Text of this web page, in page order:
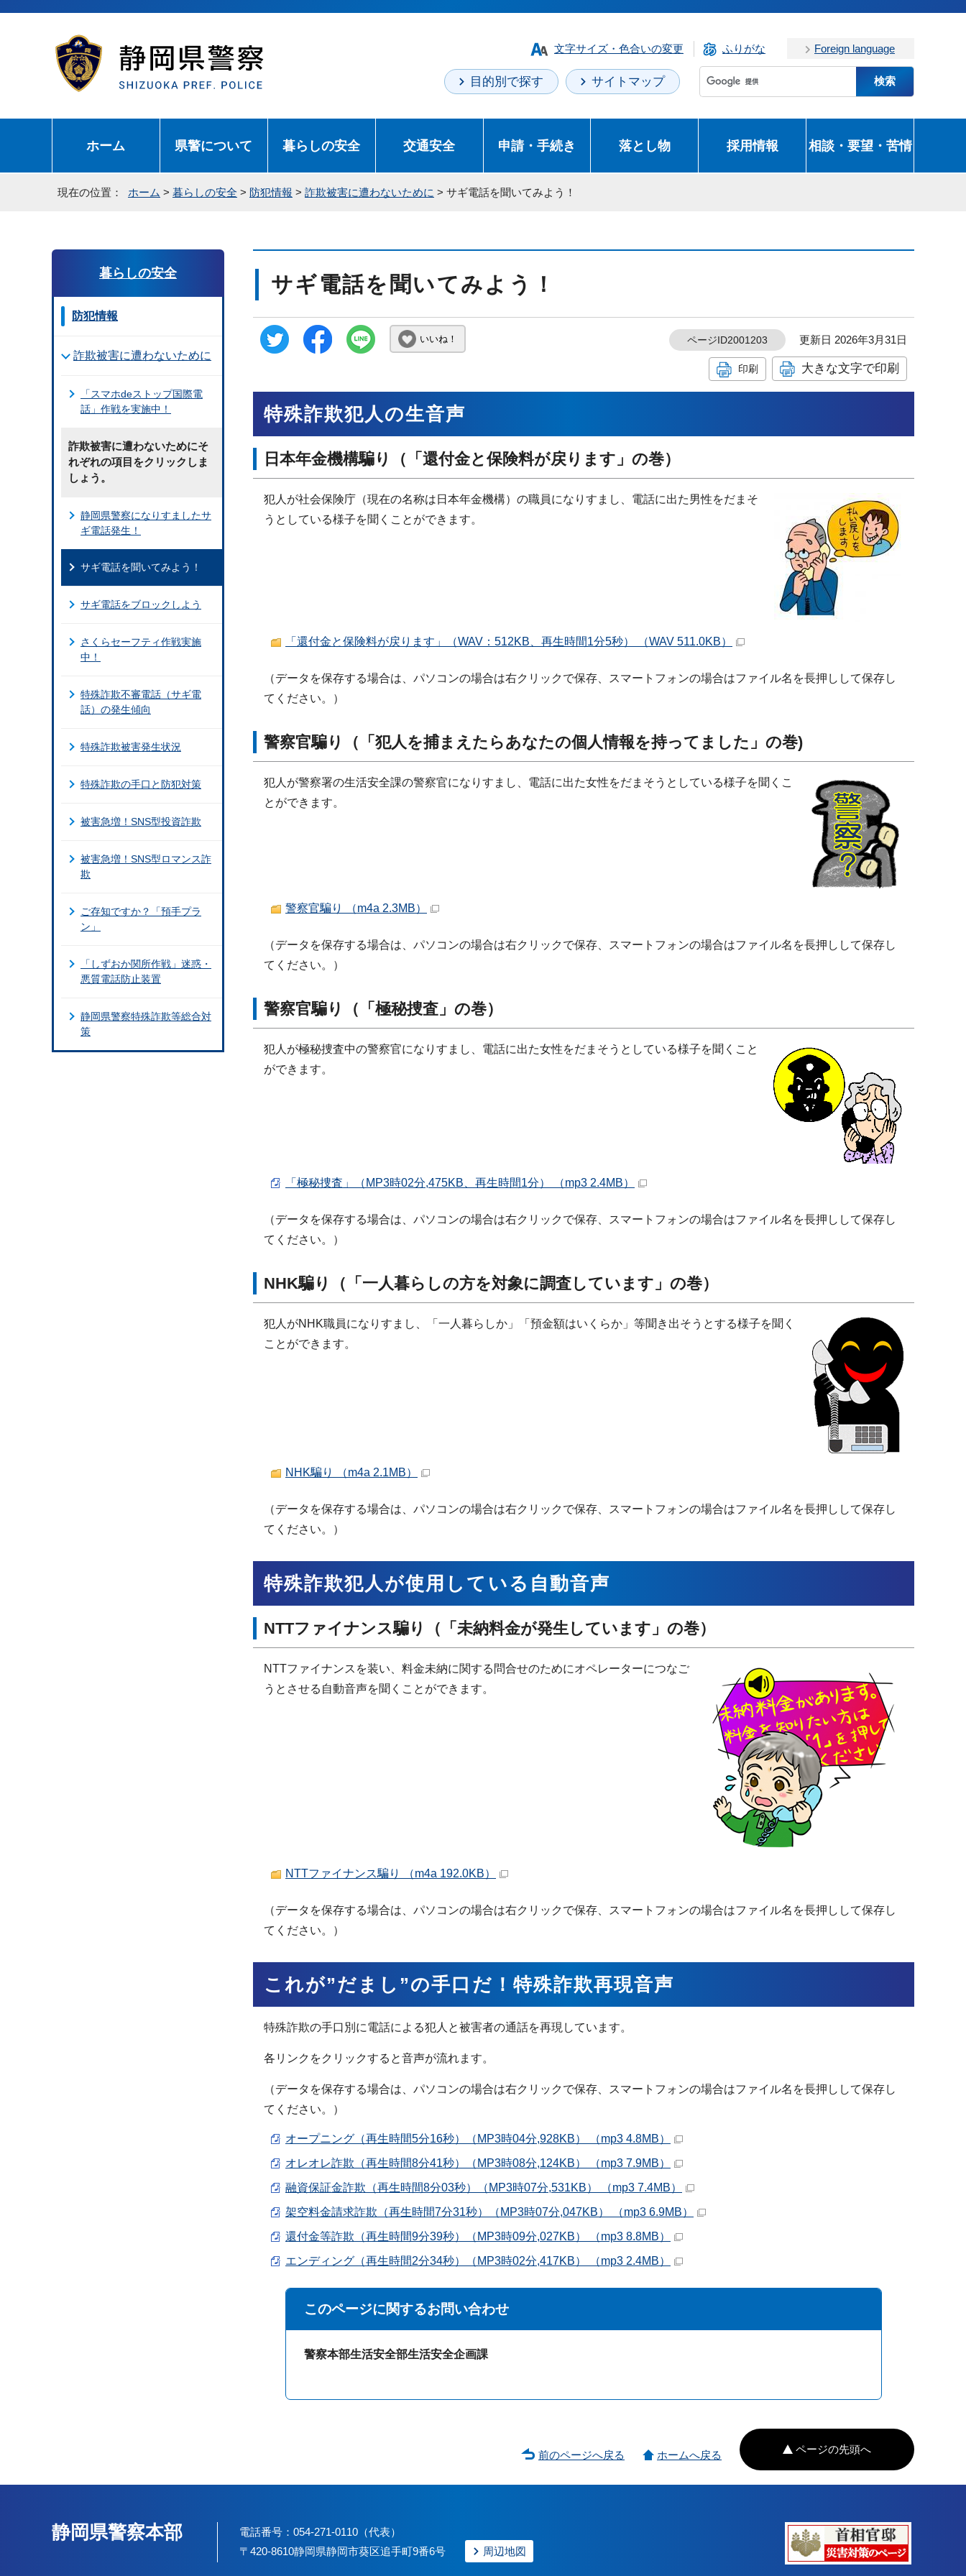
文字サイズ・色合いの変更 ふりがな Foreign language
目的別で探す サイトマップ
ホーム 県警について 暮らしの安全 交通安全 申請・手続き 落とし物 採用情報 相談・要望・苦情
現在の位置： ホーム > 暮らしの安全 > 防犯情報 > 詐欺被害に遭わないために > サギ電話を聞いてみよう！
サギ電話を聞いてみよう！
いいね！ ページID2001203 更新日 2026年3月31日
印刷 大きな文字で印刷
特殊詐欺犯人の生音声
日本年金機構騙り（「還付金と保険料が戻ります」の巻）
犯人が社会保険庁（現在の名称は日本年金機構）の職員になりすまし、電話に出た男性をだまそ
うとしている様子を聞くことができます。
「還付金と保険料が戻ります」（WAV：512KB、再生時間1分5秒） （WAV 511.0KB）
（データを保存する場合は、パソコンの場合は右クリックで保存、スマートフォンの場合はファイル名を長押しして保存し
てください。）
警察官騙り（「犯人を捕まえたらあなたの個人情報を持ってました」の巻)
犯人が警察署の生活安全課の警察官になりすまし、電話に出た女性をだまそうとしている様子を聞くこ
とができます。
警察官騙り （m4a 2.3MB）
（データを保存する場合は、パソコンの場合は右クリックで保存、スマートフォンの場合はファイル名を長押しして保存し
てください。）
警察官騙り（「極秘捜査」の巻）
犯人が極秘捜査中の警察官になりすまし、電話に出た女性をだまそうとしている様子を聞くこと
ができます。
「極秘捜査」（MP3時02分,475KB、再生時間1分） （mp3 2.4MB）
（データを保存する場合は、パソコンの場合は右クリックで保存、スマートフォンの場合はファイル名を長押しして保存し
てください。）
NHK騙り（「一人暮らしの方を対象に調査しています」の巻）
犯人がNHK職員になりすまし、「一人暮らしか」「預金額はいくらか」等聞き出そうとする様子を聞く
ことができます。
NHK騙り （m4a 2.1MB）
（データを保存する場合は、パソコンの場合は右クリックで保存、スマートフォンの場合はファイル名を長押しして保存し
てください。）
特殊詐欺犯人が使用している自動音声
NTTファイナンス騙り（「未納料金が発生しています」の巻）
NTTファイナンスを装い、料金未納に関する問合せのためにオペレーターにつなご
うとさせる自動音声を聞くことができます。
NTTファイナンス騙り （m4a 192.0KB）
（データを保存する場合は、パソコンの場合は右クリックで保存、スマートフォンの場合はファイル名を長押しして保存し
てください。）
これが”だまし”の手口だ！特殊詐欺再現音声
特殊詐欺の手口別に電話による犯人と被害者の通話を再現しています。
各リンクをクリックすると音声が流れます。
（データを保存する場合は、パソコンの場合は右クリックで保存、スマートフォンの場合はファイル名を長押しして保存し
てください。）
オープニング（再生時間5分16秒）（MP3時04分,928KB） （mp3 4.8MB）
オレオレ詐欺（再生時間8分41秒）（MP3時08分,124KB） （mp3 7.9MB）
融資保証金詐欺（再生時間8分03秒）（MP3時07分,531KB） （mp3 7.4MB）
架空料金請求詐欺（再生時間7分31秒）（MP3時07分,047KB） （mp3 6.9MB）
還付金等詐欺（再生時間9分39秒）（MP3時09分,027KB） （mp3 8.8MB）
エンディング（再生時間2分34秒）（MP3時02分,417KB） （mp3 2.4MB）
このページに関するお問い合わせ
警察本部生活安全部生活安全企画課
暮らしの安全
防犯情報
詐欺被害に遭わないために
「スマホdeストップ国際電
話」作戦を実施中！
詐欺被害に遭わないためにそ
れぞれの項目をクリックしま
しょう。
静岡県警察になりすましたサ
ギ電話発生！
サギ電話を聞いてみよう！
サギ電話をブロックしよう
さくらセーフティ作戦実施
中！
特殊詐欺不審電話（サギ電
話）の発生傾向
特殊詐欺被害発生状況
特殊詐欺の手口と防犯対策
被害急増！SNS型投資詐欺
被害急増！SNS型ロマンス詐
欺
ご存知ですか？「預手プラ
ン」
「しずおか関所作戦」迷惑・
悪質電話防止装置
静岡県警察特殊詐欺等総合対
策
ページの先頭へ
前のページへ戻る ホームへ戻る
静岡県警察本部
電話番号：054-271-0110（代表）
〒420-8610静岡県静岡市葵区追手町9番6号
周辺地図